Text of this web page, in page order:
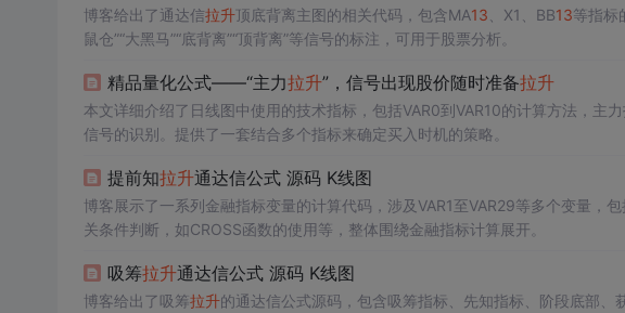
博客给出了通达信拉升顶底背离主图的相关代码，包含MA13 、X1、BB13等指标
鼠仓”“大黑马”“底背离”“顶背离”等信号的标注，可用于股票分析。
精品量化公式——“主力拉升”，信号出现股价随时准备拉升
本文详细介绍了日线图中使用的技术指标，包括VAR0到VAR10的计算方法，主
信号的识别。提供了一套结合多个指标来确定买入时机的策略。
提前知拉升通达信公式 源码 K线图
博客展示了一系列金融指标变量的计算代码，涉及VAR1至VAR29等多个变量，
关条件判断，如CROSS函数的使用等，整体围绕金融指标计算展开。
吸筹拉升通达信公式 源码 K线图
博客给出了吸筹拉升的通达信公式源码，包含吸筹指标、先知指标、阶段底部